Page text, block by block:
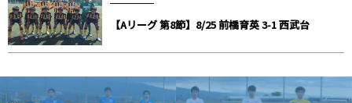
【Aリーグ 第8節】8/25 前橋育英 3-1 西武台